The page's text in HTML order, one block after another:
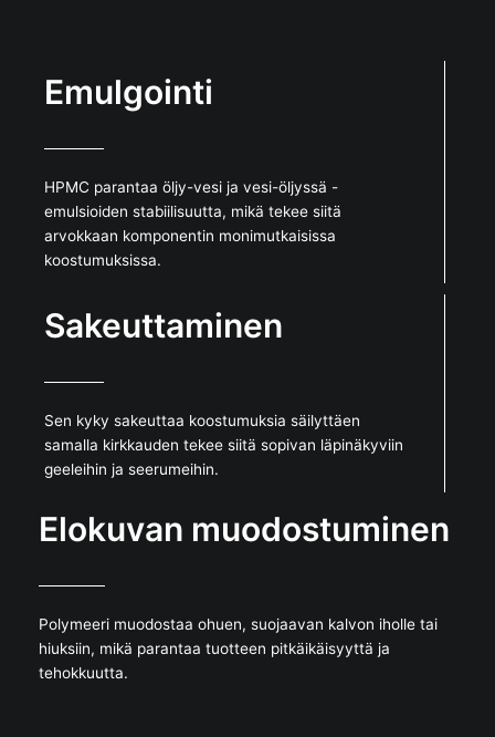
Emulgointi
HPMC parantaa öljy-vesi ja vesi-öljyssä -
emulsioiden stabiilisuutta, mikä tekee siitä
arvokkaan komponentin monimutkaisissa
koostumuksissa.
Sakeuttaminen
Sen kyky sakeuttaa koostumuksia säilyttäen
samalla kirkkauden tekee siitä sopivan läpinäkyviin
geeleihin ja seerumeihin.
Elokuvan muodostuminen
Polymeeri muodostaa ohuen, suojaavan kalvon iholle tai
hiuksiin, mikä parantaa tuotteen pitkäikäisyyttä ja
tehokkuutta.